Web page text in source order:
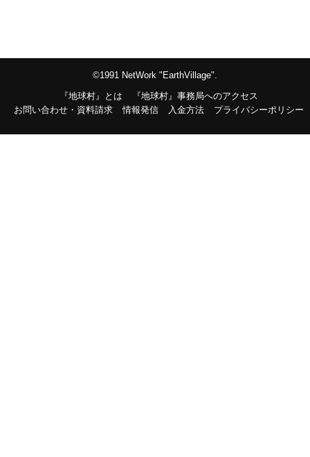
©1991 NetWork "EarthVillage".
『地球村』とは
『地球村』事務局へのアクセス
お問い合わせ・資料請求
情報発信 入金方法 プライバシーポリシー